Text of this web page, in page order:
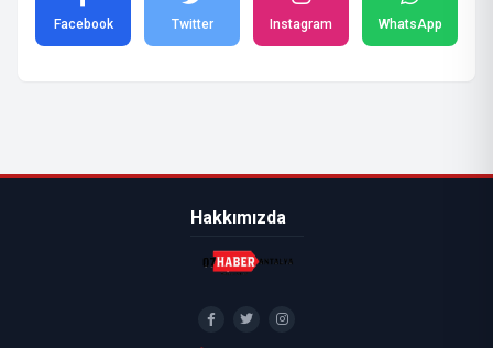
Facebook Twitter Instagram WhatsApp
Hakkımızda